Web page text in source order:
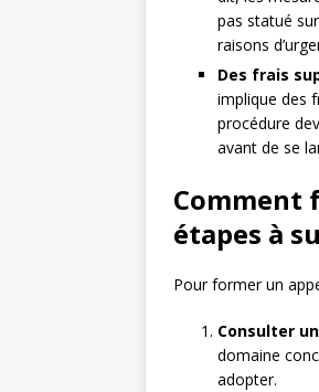
pas statué
raisons
Des frais
implique des
procédure
avant de se
Comment
étapes à
Pour former un
Consulter
domaine
adopter.